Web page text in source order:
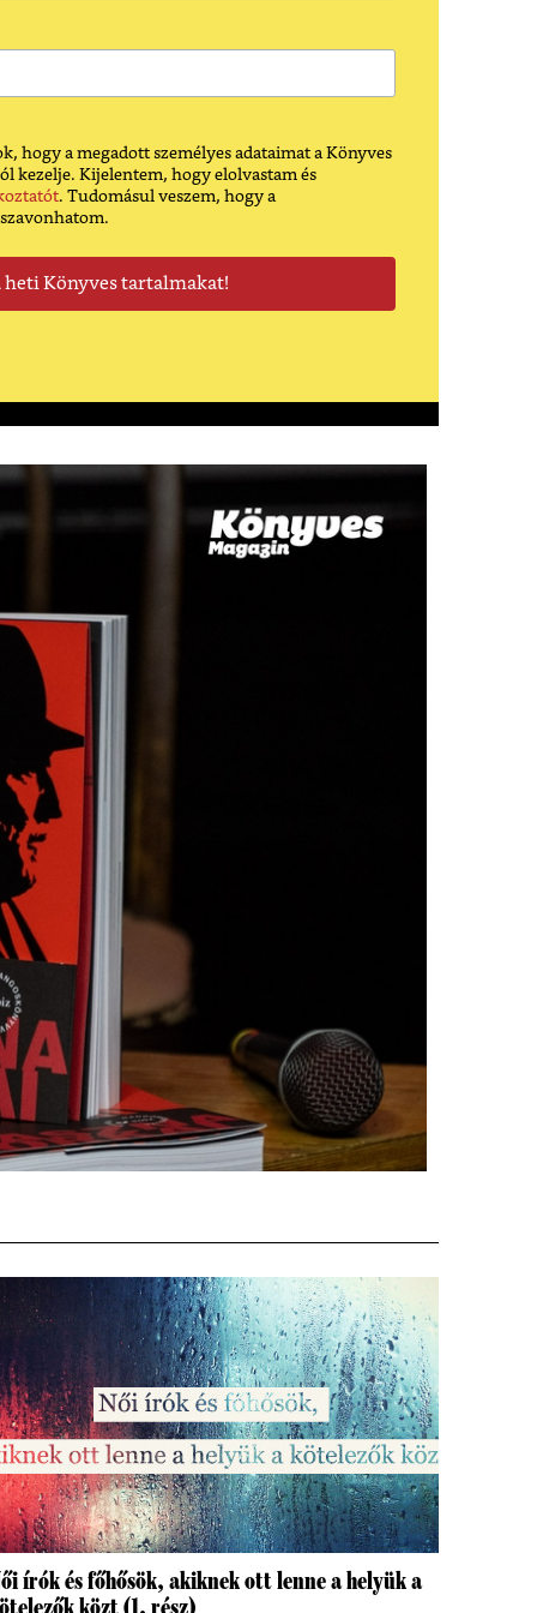
hogy a megadott személyes adataimat a Könyves
kezelje. Kijelentem, hogy elolvastam és
. Tudomásul veszem, hogy a
írók és főhősök, akiknek ott lenne a helyük a
közt (1. rész)